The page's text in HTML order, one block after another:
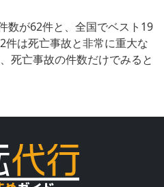
数が62件と、全国でベスト19
件は死亡事故と非常に重大な
死亡事故の件数だけでみると